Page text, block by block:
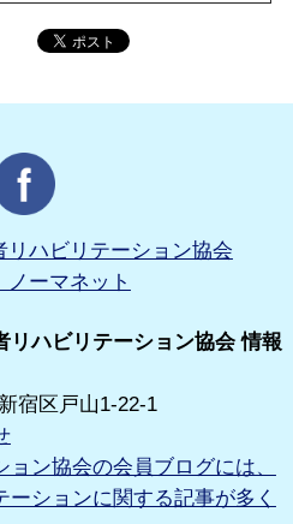
ハビリテーション協会
ーマネット
ハビリテーション協会 情報
宿区戸山1-22-1
ン協会の会員ブログには、
ションに関する記事が多く